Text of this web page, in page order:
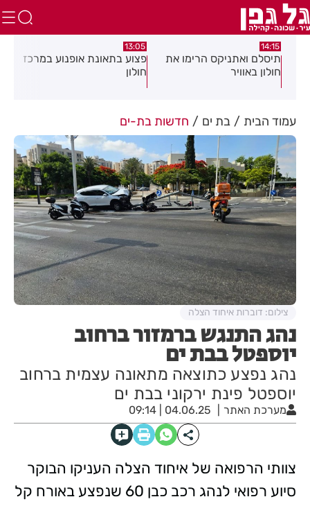
14:15
תיסלם ואתניקס הרימו את
חולון באוויר
13:05
פצוע בתאונת אופנוע במרכז
חולון
עמוד הבית בת ים חדשות בת-ים
נהג התנגש ברמזור ברחוב
יוספטל בבת ים
נהג נפצע כתוצאה מתאונה עצמית ברחוב
יוספטל פינת ירקוני בבת ים
מערכת האתר 04.06.25 | 09:14
צילום: דוברות איחוד הצלה
צוותי הרפואה של איחוד הצלה העניקו הבוקר
סיוע רפואי לנהג רכב כבן 60 שנפצע באורח קל